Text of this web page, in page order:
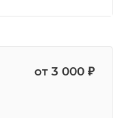
от 3 000 ₽